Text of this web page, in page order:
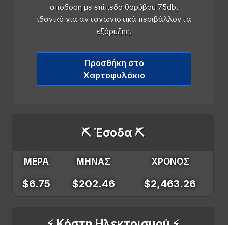
απόδοση με επίπεδο θορύβου 75db,
ιδανικό για ανταγωνιστικά περιβάλλοντα
εξόρυξης.
Προσθήκη στο
Χαρτοφυλάκιο
⛏️ Έσοδα ⛏️
ΜΕΡΑ ΜΗΝΑΣ ΧΡΟΝΟΣ
$6.75 $202.46 $2,463.26